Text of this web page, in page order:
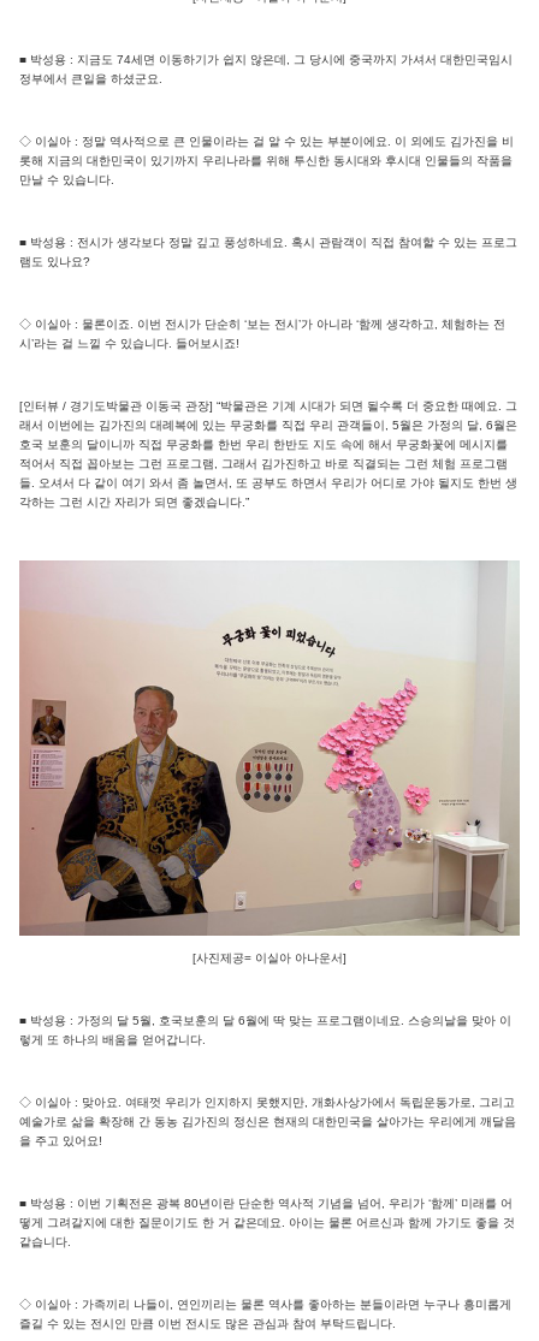
■ 박성용 : 지금도 74세면 이동하기가 쉽지 않은데, 그 당시에 중국까지 가셔서 대한민국임시
정부에서 큰일을 하셨군요.
◇ 이실아 : 정말 역사적으로 큰 인물이라는 걸 알 수 있는 부분이에요. 이 외에도 김가진을 비
롯해 지금의 대한민국이 있기까지 우리나라를 위해 투신한 동시대와 후시대 인물들의 작품을
만날 수 있습니다.
■ 박성용 : 전시가 생각보다 정말 깊고 풍성하네요. 혹시 관람객이 직접 참여할 수 있는 프로그
램도 있나요?
◇ 이실아 : 물론이죠. 이번 전시가 단순히 ‘보는 전시’가 아니라 ‘함께 생각하고, 체험하는 전
시’라는 걸 느낄 수 있습니다. 들어보시죠!
[인터뷰 / 경기도박물관 이동국 관장] “박물관은 기계 시대가 되면 될수록 더 중요한 때예요. 그
래서 이번에는 김가진의 대례복에 있는 무궁화를 직접 우리 관객들이, 5월은 가정의 달, 6월은
호국 보훈의 달이니까 직접 무궁화를 한번 우리 한반도 지도 속에 해서 무궁화꽃에 메시지를
적어서 직접 꼽아보는 그런 프로그램, 그래서 김가진하고 바로 직결되는 그런 체험 프로그램
들. 오셔서 다 같이 여기 와서 좀 놀면서, 또 공부도 하면서 우리가 어디로 가야 될지도 한번 생
각하는 그런 시간 자리가 되면 좋겠습니다.”
[사진제공= 이실아 아나운서]
■ 박성용 : 가정의 달 5월, 호국보훈의 달 6월에 딱 맞는 프로그램이네요. 스승의날을 맞아 이
렇게 또 하나의 배움을 얻어갑니다.
◇ 이실아 : 맞아요. 여태껏 우리가 인지하지 못했지만, 개화사상가에서 독립운동가로, 그리고
예술가로 삶을 확장해 간 동농 김가진의 정신은 현재의 대한민국을 살아가는 우리에게 깨달음
을 주고 있어요!
■ 박성용 : 이번 기획전은 광복 80년이란 단순한 역사적 기념을 넘어, 우리가 ‘함께’ 미래를 어
떻게 그려갈지에 대한 질문이기도 한 거 같은데요. 아이는 물론 어르신과 함께 가기도 좋을 것
같습니다.
◇ 이실아 : 가족끼리 나들이, 연인끼리는 물론 역사를 좋아하는 분들이라면 누구나 흥미롭게
즐길 수 있는 전시인 만큼 이번 전시도 많은 관심과 참여 부탁드립니다.